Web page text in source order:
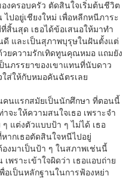
รอบครัว ตัดสินใจเริ่มต้นชีวิต
ปอยู่เชียงใหม่ เพื่อหลีกหนีภาระ
สิ้นสุด เธอได้ข้อเสนอให้มาทํา
และเป็นสุภาพบุรุษในฝันตั้งแต่
ยความรักเทิดทูนคุณหมอ แถมยัง
นภรรยาของเขาแทนที่นับดาว
ส่ให้กับหมอคันฉัตรเลย
แรกสมัยเป็นนักศึกษา ที่ตอนนี้
จะให้ความสนใจเธอ เพราะจํา
แต่งตัวแบบป้า ๆ ไม่ได้ เธอ
หากเธอตัดสินใจหนีไปอยู่
องมาเป็นป้า ๆ ในสภาพเช่นนี้
พราะเข้าใจผิดว่า เธอแอบถ่าย
อเป็นหลักฐานในการฟ้องหย่า